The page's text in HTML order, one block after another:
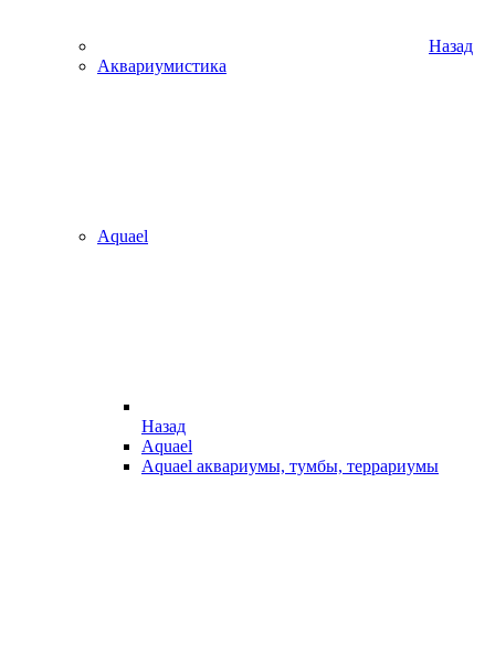
Назад
Аквариумистика
Aquael
Назад
Aquael
Aquael аквариумы, тумбы, террариумы